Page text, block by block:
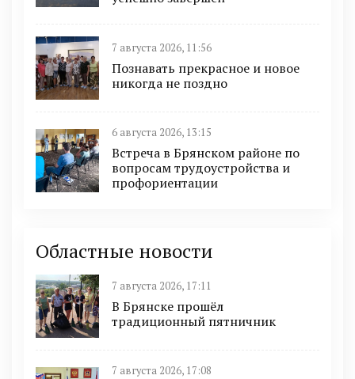
7 августа 2026, 11:56
Познавать прекрасное и новое
никогда не поздно
6 августа 2026, 13:15
Встреча в Брянском районе по
вопросам трудоустройства и
профориентации
Областные новости
7 августа 2026, 17:11
В Брянске прошёл
традиционный пятничник
7 августа 2026, 17:08